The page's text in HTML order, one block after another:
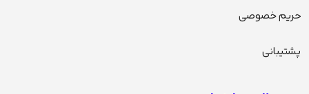
حریم خصوصی
پشتیبانی